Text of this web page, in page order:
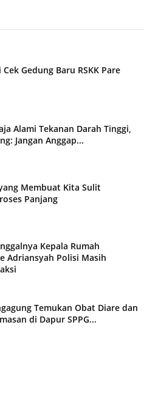
Gedung Baru RSKK Pare
Alami Tekanan Darah Tinggi,
Jangan Anggap...
Membuat Kita Sulit
Panjang
Kepala Rumah
Adriansyah Polisi Masih
Temukan Obat Diare dan
di Dapur SPPG...